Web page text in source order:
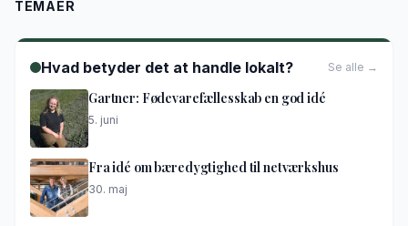
TEMAER
Hvad betyder det at handle lokalt? Se alle →
Gartner: Fødevarefællesskab en god idé
5. juni
Fra idé om bæredygtighed til netværkshus
30. maj